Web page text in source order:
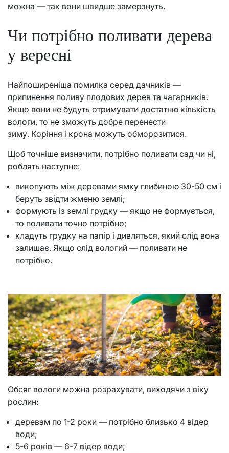
можна — так вони швидше замерзнуть.
Чи потрібно поливати дерева
у вересні
Найпоширеніша помилка серед дачників —
припинення поливу плодових дерев та чагарників.
Якщо вони не будуть отримувати достатню кількість
вологи, то не зможуть добре перенести
зиму. Коріння і крона можуть обморозитися.
Щоб точніше визначити, потрібно поливати сад чи ні,
роблять наступне:
викопують між деревами ямку глибиною 30-50 см і
беруть звідти жменю землі;
формують із землі грудку — якщо не формується,
то поливати точно потрібно;
кладуть грудку на папір і дивляться, який слід вона
залишає. Якщо слід вологий — поливати не
потрібно.
Обсяг вологи можна розрахувати, виходячи з віку
рослин:
деревам по 1-2 роки — потрібно близько 4 відер
води;
5-6 років — 6-7 відер води;